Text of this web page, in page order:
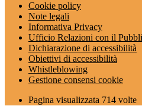
Cookie policy
Note legali
Informativa Privacy
Ufficio Relazioni con il
Dichiarazione di accessibilità
Obiettivi di accessibilità
Whistleblowing
Gestione consensi cookie
Pagina visualizzata 714 volte